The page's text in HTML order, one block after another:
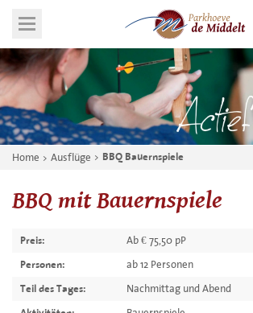
Home Ausflüge BBQ Bauernspiele
BBQ mit Bauernspiele
Preis: Ab € 75,50 pP
Personen: ab 12 Personen
Teil des Tages: Nachmittag und Abend